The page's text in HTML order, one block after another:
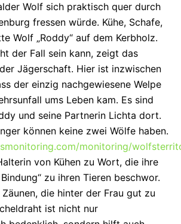
Wolf sich praktisch quer durch
fressen würde. Kühe, Schafe,
Wolf „Roddy“ auf dem Kerbholz.
der Fall sein kann, zeigt das
Jägerschaft. Hier ist inzwischen
der einzig nachgewiesene Welpe
ums Leben kam. Es sind
und seine Partnerin Lichta dort.
können keine zwei Wölfe haben.
monitoring/
von Kühen zu Wort, die ihre
zu ihren Tieren beschwor.
die hinter der Frau gut zu
ist nicht nur